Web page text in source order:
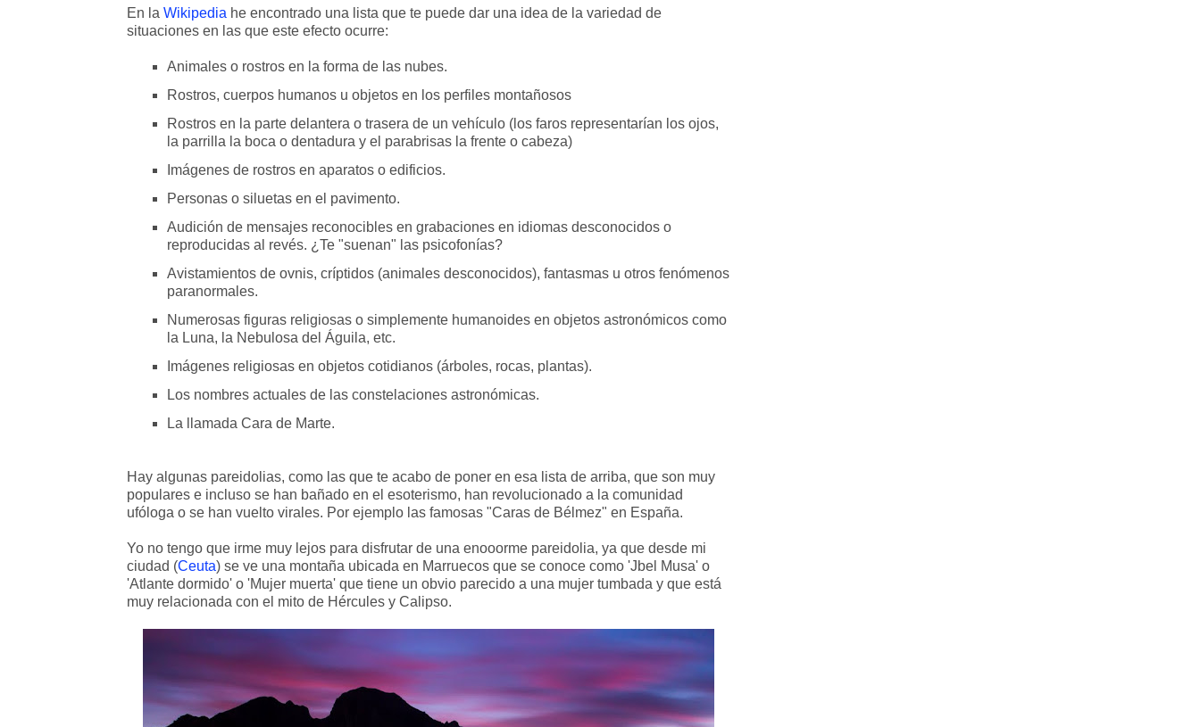
En la Wikipedia he encontrado una lista que te puede dar una idea de la variedad de
situaciones en las que este efecto ocurre:
Animales o rostros en la forma de las nubes.
Rostros, cuerpos humanos u objetos en los perfiles montañosos
Rostros en la parte delantera o trasera de un vehículo (los faros representarían los ojos,
la parrilla la boca o dentadura y el parabrisas la frente o cabeza)
Imágenes de rostros en aparatos o edificios.
Personas o siluetas en el pavimento.
Audición de mensajes reconocibles en grabaciones en idiomas desconocidos o
reproducidas al revés. ¿Te "suenan" las psicofonías?
Avistamientos de ovnis, críptidos (animales desconocidos), fantasmas u otros fenómenos
paranormales.
Numerosas figuras religiosas o simplemente humanoides en objetos astronómicos como
la Luna, la Nebulosa del Águila, etc.
Imágenes religiosas en objetos cotidianos (árboles, rocas, plantas).
Los nombres actuales de las constelaciones astronómicas.
La llamada Cara de Marte.
Hay algunas pareidolias, como las que te acabo de poner en esa lista de arriba, que son muy
populares e incluso se han bañado en el esoterismo, han revolucionado a la comunidad
ufóloga o se han vuelto virales. Por ejemplo las famosas "Caras de Bélmez" en España.
Yo no tengo que irme muy lejos para disfrutar de una enooorme pareidolia, ya que desde mi
ciudad (Ceuta) se ve una montaña ubicada en Marruecos que se conoce como 'Jbel Musa' o
'Atlante dormido' o 'Mujer muerta' que tiene un obvio parecido a una mujer tumbada y que está
muy relacionada con el mito de Hércules y Calipso.